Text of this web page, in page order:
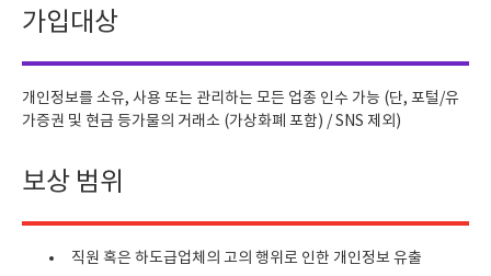
가입대상
개인정보를 소유, 사용 또는 관리하는 모든 업종 인수 가능 (단, 포털/유
가증권 및 현금 등가물의 거래소 (가상화폐 포함) / SNS 제외)
보상 범위
직원 혹은 하도급업체의 고의 행위로 인한 개인정보 유출